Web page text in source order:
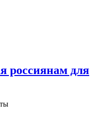
россиянам для